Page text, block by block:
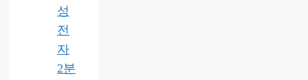
성
전
자
2분